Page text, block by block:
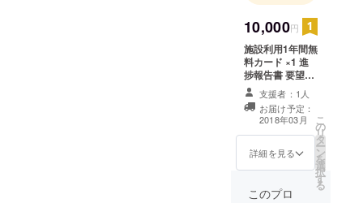
10,000円
施設利用1年間無
料カード ×1 進
捗報告書 要望ア
ンケート アンデ
スの試乗
支援者：1人
お届け予定：
2018年03月
詳細を見る
こ
の
リ
タ
ー
ン
を
選
択
す
る
このプロ